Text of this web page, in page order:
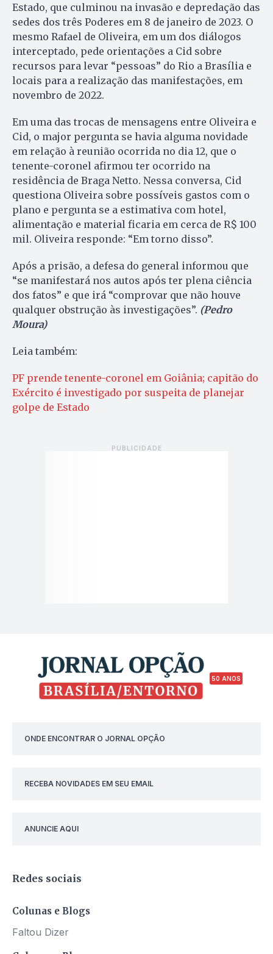
Estado, que culminou na invasão e depredação das
sedes dos três Poderes em 8 de janeiro de 2023. O
mesmo Rafael de Oliveira, em um dos diálogos
interceptado, pede orientações a Cid sobre
recursos para levar “pessoas” do Rio a Brasília e
locais para a realização das manifestações, em
novembro de 2022.
Em uma das trocas de mensagens entre Oliveira e
Cid, o major pergunta se havia alguma novidade
em relação à reunião ocorrida no dia 12, que o
tenente-coronel afirmou ter ocorrido na
residência de Braga Netto. Nessa conversa, Cid
questiona Oliveira sobre possíveis gastos com o
plano e pergunta se a estimativa com hotel,
alimentação e material ficaria em cerca de R$ 100
mil. Oliveira responde: “Em torno disso”.
Após a prisão, a defesa do general informou que
“se manifestará nos autos após ter plena ciência
dos fatos” e que irá “comprovar que não houve
qualquer obstrução às investigações”. (Pedro
Moura)
Leia também:
PF prende tenente-coronel em Goiânia; capitão do
Exército é investigado por suspeita de planejar
golpe de Estado
50 ANOS
ONDE ENCONTRAR O JORNAL OPÇÃO
RECEBA NOVIDADES EM SEU EMAIL
ANUNCIE AQUI
Redes sociais
Colunas e Blogs
Faltou Dizer